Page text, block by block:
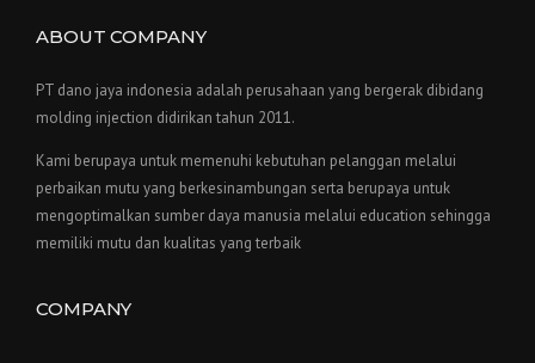
ABOUT COMPANY
PT dano jaya indonesia adalah perusahaan yang bergerak dibidang
molding injection didirikan tahun 2011.
Kami berupaya untuk memenuhi kebutuhan pelanggan melalui
perbaikan mutu yang berkesinambungan serta berupaya untuk
mengoptimalkan sumber daya manusia melalui education sehingga
memiliki mutu dan kualitas yang terbaik
COMPANY